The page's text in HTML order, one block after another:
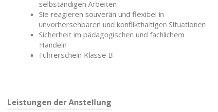
selbständigen Arbeiten
Sie reagieren souverän und flexibel in
unvorhersehbaren und konflikthaltigen Situationen
Sicherheit im pädagogischen und fachlichem
Handeln
Führerschein Klasse B
Leistungen der Anstellung